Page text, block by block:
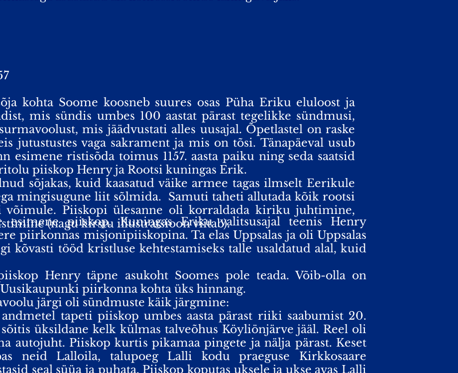
kohta Soome koosneb suures osas Püha Eriku eluloost ja
mis sündis umbes 100 aastat pärast tegelikke sündmusi,
mis jäädvustati alles uusajal. Õpetlastel on raske
jutustustes vaga sakrament ja mis on tõsi. Tänapäeval usub
esimene ristisõda toimus 1157. aasta paiku ning seda saatsid
piiskop Henry ja Rootsi kuningas Erik.
sõjakas, kuid kaasatud väike armee tagas ilmselt Eerikule
mingisugune liit sõlmida. Samuti taheti allutada kõik rootsi
võimule. Piiskopi ülesanne oli korraldada kiriku juhtimine,
(nagu kirstu illustratsioon viitab).
esimene piiskop. Kuningas Eriku valitsusajal teenis Henry
piirkonnas misjonipiiskopina. Ta elas Uppsalas ja oli Uppsalas
kõvasti tööd kristluse kehtestamiseks talle usaldatud alal, kuid
Henry täpne asukoht Soomes pole teada. Võib-olla on
piirkonna kohta üks hinnang.
järgi oli sündmuste käik järgmine:
andmetel tapeti piiskop umbes aasta pärast riiki saabumist 20.
üksildane kelk külmas talveõhus Köyliönjärve jääl. Reel oli
autojuht. Piiskop kurtis pikamaa pingete ja nälja pärast. Keset
neid Lalloila, talupoeg Lalli kodu praeguse Kirkkosaare
seal süüa ja puhata. Piiskop koputas uksele ja ukse avas Lalli